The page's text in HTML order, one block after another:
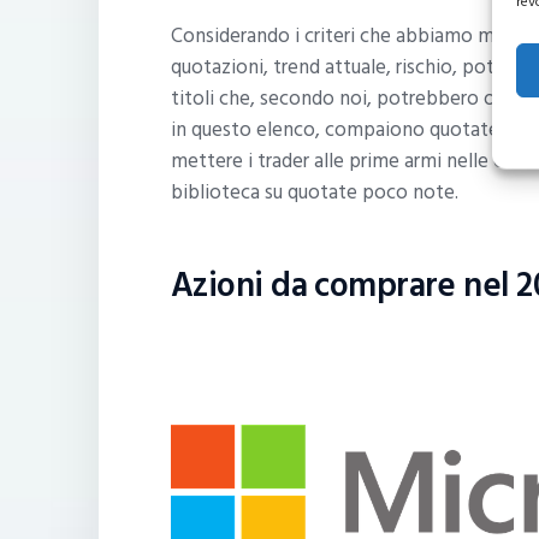
Considerando i criteri che abbiamo
quotazioni, trend attuale, rischio,
titoli che, secondo noi, potrebbero offrire
in questo elenco, compaiono quotate
mettere i trader alle prime armi nelle
biblioteca su quotate poco note.
Azioni da comprare nel